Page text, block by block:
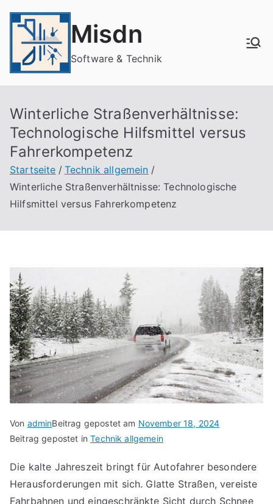
Inhalt
springen
Misdn
Software & Technik
Winterliche Straßenverhältnisse:
Technologische Hilfsmittel versus
Fahrerkompetenz
Startseite
Technik allgemein
Winterliche Straßenverhältnisse: Technologische
Hilfsmittel versus Fahrerkompetenz
Von adminBeitrag gepostet am November 18, 2024
Beitrag gepostet inTechnik allgemein
Die kalte Jahreszeit bringt für Autofahrer besondere
Herausforderungen mit sich. Glatte Straßen, vereiste
Fahrbahnen und eingeschränkte Sicht durch Schnee